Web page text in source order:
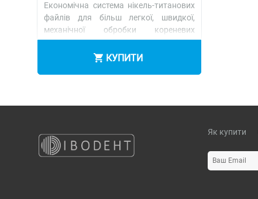
Економічна система нікель-титановиx
файлів для більш легкої, швидкої,
механічної обробки кореневих
каналів, перш за все, традиційним
способом. Ц..
КУПИТИ
Як купити